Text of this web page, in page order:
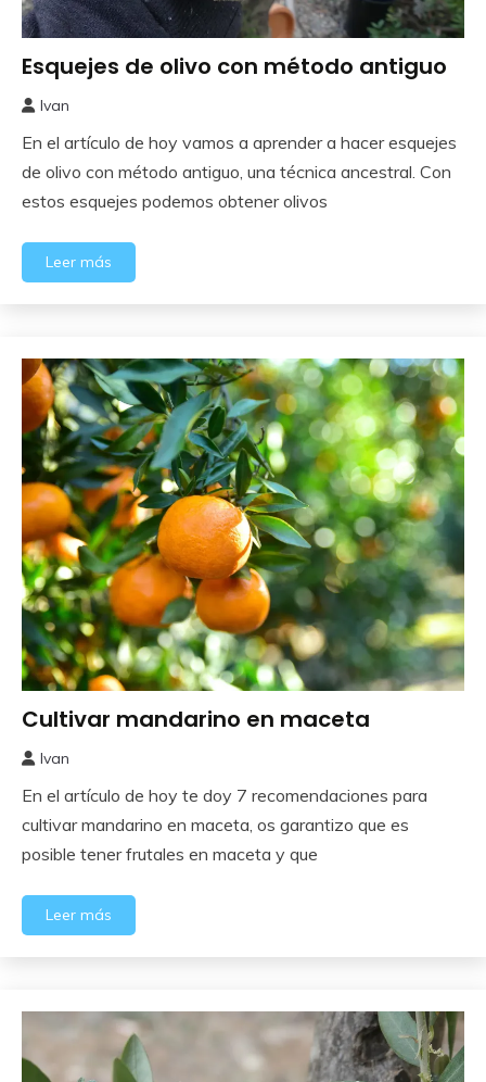
Frutales
Esquejes de olivo con método antiguo
febrero,
2024
Ivan
En el artículo de hoy vamos a aprender a hacer esquejes
de olivo con método antiguo, una técnica ancestral. Con
estos esquejes podemos obtener olivos
Leer más
Frutales
Cultivar mandarino en maceta
enero,
2024
Ivan
En el artículo de hoy te doy 7 recomendaciones para
cultivar mandarino en maceta, os garantizo que es
posible tener frutales en maceta y que
Leer más